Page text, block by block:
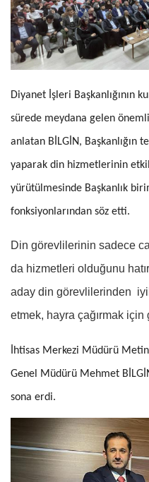
Diyanet İşleri Başkanlığının
sürede meydana gelen
anlatan BİLGİN, Başkanlığın
yaparak din hizmetlerinin
yürütülmesinde Başkanlık
fonksiyonlarından söz etti.
Din görevlilerinin sadece
da hizmetleri olduğunu
aday din görevlilerinden
etmek, hayra çağırmak
İhtisas Merkezi Müdürü
Genel Müdürü Mehmet
sona erdi.